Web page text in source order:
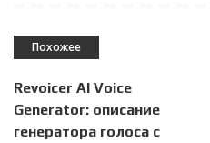
Похожее
Revoicer AI Voice
Generator: описание
генератора голоса с